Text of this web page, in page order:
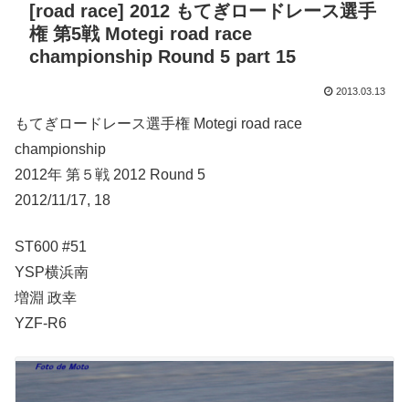
[road race] 2012 もてぎロードレース選手
権 第5戦 Motegi road race
championship Round 5 part 15
2013.03.13
もてぎロードレース選手権 Motegi road race
championship
2012年 第５戦 2012 Round 5
2012/11/17, 18
ST600 #51
YSP横浜南
増淵 政幸
YZF-R6